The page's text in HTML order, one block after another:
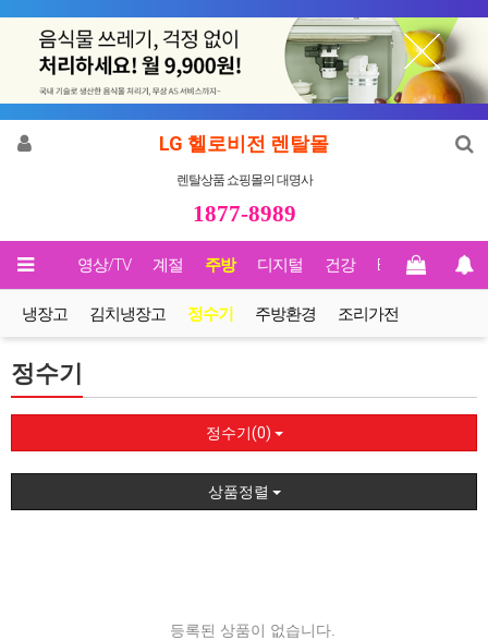
LG 헬로비전 렌탈몰
렌탈상품 쇼핑몰의 대명사
1877-8989
메인 영상/TV 계절 주방 디지털 건강 Biz렌탈
냉장고 김치냉장고 정수기 주방환경 조리가전
정수기
정수기(0)
상품정렬
등록된 상품이 없습니다.